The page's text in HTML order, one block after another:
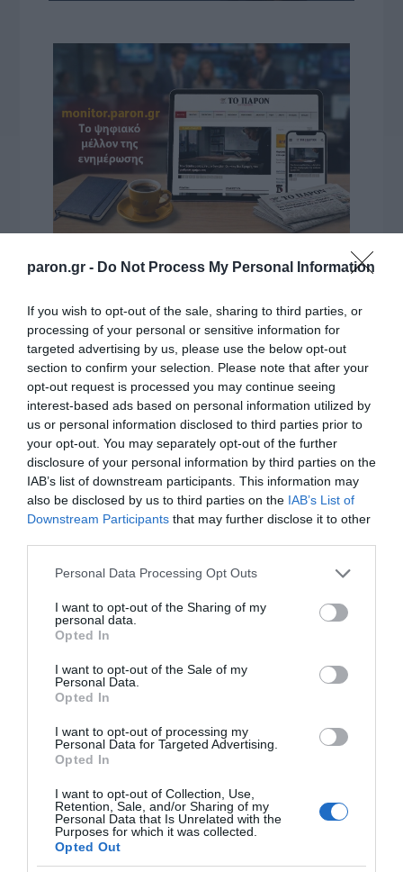
paron.gr - Do Not Process My Personal Information
If you wish to opt-out of the sale, sharing to third parties, or
processing of your personal or sensitive information for
targeted advertising by us, please use the below opt-out
section to confirm your selection. Please note that after your
opt-out request is processed you may continue seeing
interest-based ads based on personal information utilized by
us or personal information disclosed to third parties prior to
your opt-out. You may separately opt-out of the further
disclosure of your personal information by third parties on the
IAB’s list of downstream participants. This information may
also be disclosed by us to third parties on the IAB’s List of
Downstream Participants that may further disclose it to other
Please note that this website/app uses one or more Google
not limited to your visit or usage behaviour. You may click to
grant or deny consent to Google and its third-party tags to
use your data for below specified purposes in below Google
consent section.
Personal Data Processing Opt Outs
I want to opt-out of the Sharing of my
personal data.
Opted In
I want to opt-out of the Sale of my
Personal Data.
Opted In
I want to opt-out of processing my
Personal Data for Targeted Advertising.
Opted In
I want to opt-out of Collection, Use,
Retention, Sale, and/or Sharing of my
Personal Data that Is Unrelated with the
Purposes for which it was collected.
Opted Out
VIDCASTS
ΠΑΥΛΟΣ ΜΑΡΙΝΑΚΗΣ: «ΔΕΝ ΗΘΕΛΑ ΝΑ ΑΦΗΣΩ ΣΤΟΝ
ΕΠΟΜΕΝΟ ΜΙΑ ΚΑΥΤΗ ΠΑΤΑΤΑ»
Ο κυβερνητικός εκπρόσωπος,
Παύλος Μαρινάκης, ανοίγει τα
χαρτιά του στις «Τυπολογίες»
σε ένα vidcast που μιλάει για
τις μεγάλες τομές στον χώρο
των Μέσων Μαζικής
Ενημέρωσης. Σε μια εφ’ όλης της ύλης
συνέντευξη στον Βασίλη Κουφόπουλο, αναλύει
το χρονοδιάγραμμα για τις περιφερειακές και
ραδιοφωνικές άδειες, το πακέτο στήριξης των 80
πρωτοβουλία για την άρση της ανωνυμίας στο